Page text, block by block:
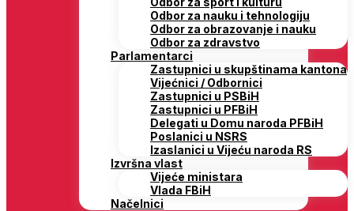
Odbor za nauku i tehnologiju
Odbor za obrazovanje i nauku
Odbor za zdravstvo
Parlamentarci
Zastupnici u skupštinama kantona
Vijećnici / Odbornici
Zastupnici u PSBiH
Zastupnici u PFBiH
Delegati u Domu naroda PFBiH
Poslanici u NSRS
Izaslanici u Vijeću naroda RS
Izvršna vlast
Vijeće ministara
Vlada FBiH
Načelnici